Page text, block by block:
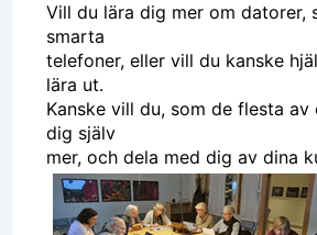
Vill du lära dig mer om datorer,
smarta
telefoner, eller vill du kanske
lära ut.
Kanske vill du, som de flesta av
dig själv
mer, och dela med dig av dina